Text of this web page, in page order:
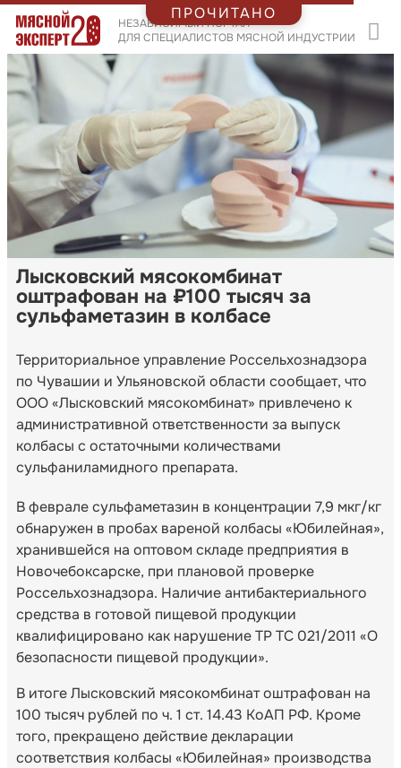
НЕЗАВИСИМЫЙ ПОРТАЛ
ДЛЯ СПЕЦИАЛИСТОВ МЯСНОЙ ИНДУСТРИИ
Лысковский мясокомбинат
оштрафован на ₽100 тысяч за
сульфаметазин в колбасе
Территориальное управление Россельхознадзора
по Чувашии и Ульяновской области сообщает, что
ООО «Лысковский мясокомбинат» привлечено к
административной ответственности за выпуск
колбасы с остаточными количествами
сульфаниламидного препарата.
В феврале сульфаметазин в концентрации 7,9 мкг/кг
обнаружен в пробах вареной колбасы «Юбилейная»,
хранившейся на оптовом складе предприятия в
Новочебоксарске, при плановой проверке
Россельхознадзора. Наличие антибактериального
средства в готовой пищевой продукции
квалифицировано как нарушение ТР ТС 021/2011 «О
безопасности пищевой продукции».
В итоге Лысковский мясокомбинат оштрафован на
100 тысяч рублей по ч. 1 ст. 14.43 КоАП РФ. Кроме
того, прекращено действие декларации
соответствия колбасы «Юбилейная» производства
ПРОЧИТАНО